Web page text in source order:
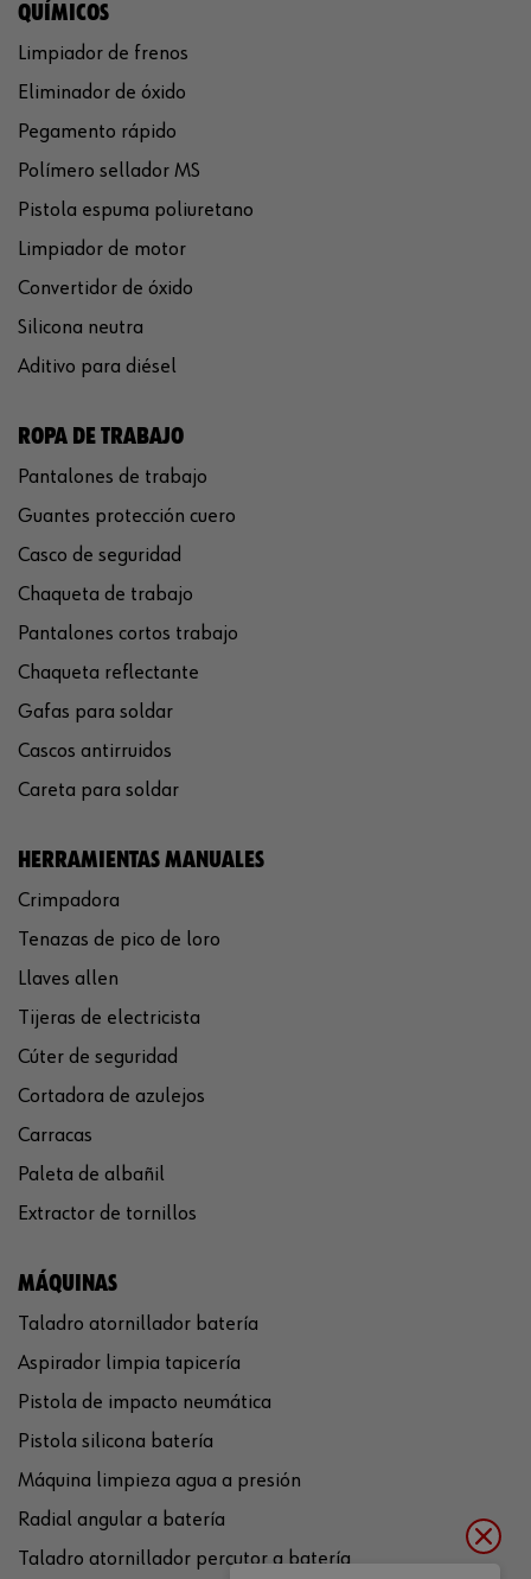
QUÍMICOS
Limpiador de frenos
Eliminador de óxido
Pegamento rápido
Polímero sellador MS
Pistola espuma poliuretano
Limpiador de motor
Convertidor de óxido
Silicona neutra
Aditivo para diésel
ROPA DE TRABAJO
Pantalones de trabajo
Guantes protección cuero
Casco de seguridad
Chaqueta de trabajo
Pantalones cortos trabajo
Chaqueta reflectante
Gafas para soldar
Cascos antirruidos
Careta para soldar
HERRAMIENTAS MANUALES
Crimpadora
Tenazas de pico de loro
Llaves allen
Tijeras de electricista
Cúter de seguridad
Cortadora de azulejos
Carracas
Paleta de albañil
Extractor de tornillos
MÁQUINAS
Taladro atornillador batería
Aspirador limpia tapicería
Pistola de impacto neumática
Pistola silicona batería
Máquina limpieza agua a presión
Radial angular a batería
Taladro atornillador percutor a batería